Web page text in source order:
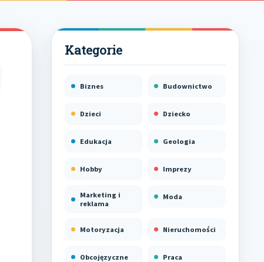
Biznes Budownictwo
Dzieci Dziecko
Edukacja Geologia
Hobby Imprezy
Marketing i
reklama
Moda
Motoryzacja Nieruchomości
Obcojęzyczne Praca